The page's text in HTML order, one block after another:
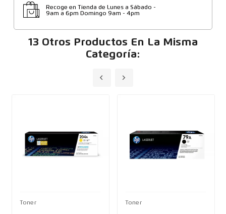
Recoge en Tienda de Lunes a Sábado -
9am a 6pm Domingo 9am - 4pm
13 Otros Productos En La Misma
Categoría:
Toner Toner